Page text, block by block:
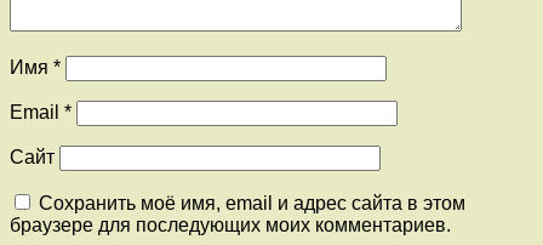
Имя *
Email *
Сайт
Сохранить моё имя, email и адрес сайта в этом
браузере для последующих моих комментариев.